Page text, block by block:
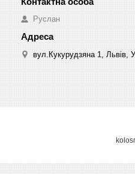
Руслан
вул.Кукурудзяна 1, Львів,